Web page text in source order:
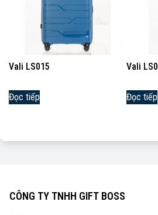
Vali LS015
Đọc tiếp
Vali
Đọc tiếp
CÔNG TY TNHH GIFT BOSS